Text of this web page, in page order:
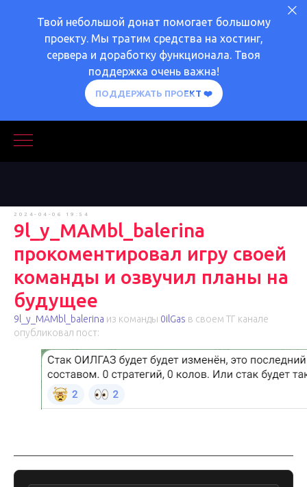
Твой небольшой донат помогает большому
проекту. Мы тратим средства на хостинг,
сервера и доработку функционала. Твоя
поддержка очень важна!
ПОДДЕРЖАТЬ ПРОЕКТ ❤️
2024-04-06 19:54
9l_y_MAMbl_balerina
прокоментировал игру своей
команды и озвучил планы на
будущее
9l_y_MAMbl_balerina из команды 0ilGas в своем ТГ канале
опубликовал пост: